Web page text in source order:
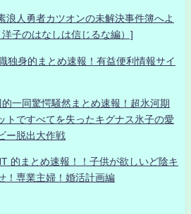
浪人勇者カツオンの未解決事件簿へよ
子のはなしは信じるな編）]
身的まとめ速報！有益便利情報サイ
一同驚愕騒然まとめ速報！超氷河期
トですべてを失ったキグナス氷子の愛
ー脱出大作戦
的まとめ速報！！子供が欲しいど陰キ
！専業主婦！婚活計画編